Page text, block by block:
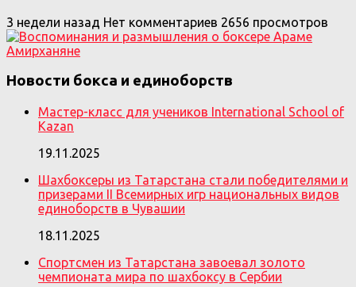
3 недели назад Нет комментариев 2656 просмотров
Новости бокса и единоборств
Мастер-класс для учеников International School of
Kazan
19.11.2025
Шахбоксеры из Татарстана стали победителями и
призерами II Всемирных игр национальных видов
единоборств в Чувашии
18.11.2025
Спортсмен из Татарстана завоевал золото
чемпионата мира по шахбоксу в Сербии